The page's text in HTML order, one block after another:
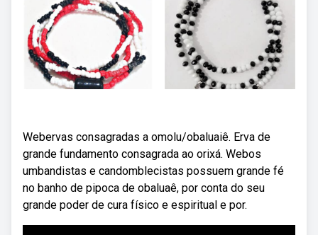
Webervas consagradas a omolu/obaluaiê. Erva de
grande fundamento consagrada ao orixá. Webos
umbandistas e candomblecistas possuem grande fé
no banho de pipoca de obaluaê, por conta do seu
grande poder de cura físico e espiritual e por.